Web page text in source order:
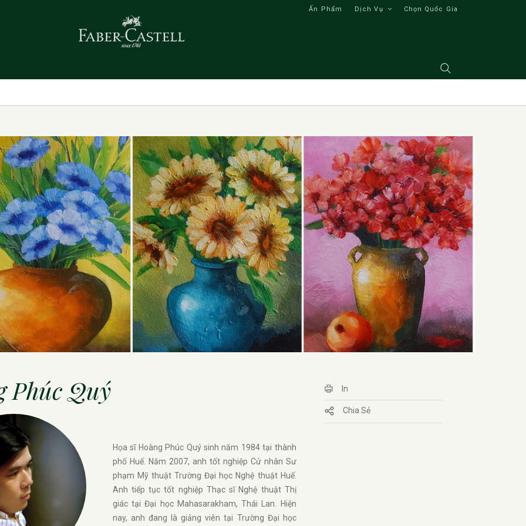
Ấn Phẩm Dịch Vụ Chọn Quốc Gia
Phúc Quý
Họa sĩ Hoàng Phúc Quý sinh năm 1984 tại thành
phố Huế. Năm 2007, anh tốt nghiệp Cử nhân Sư
phạm Mỹ thuật Trường Đại học Nghệ thuật Huế.
Anh tiếp tục tốt nghiệp Thạc sĩ Nghệ thuật Thị
giác tại Đại học Mahasarakham, Thái Lan. Hiện
nay, anh đang là giảng viên tại Trường Đại học
In
Chia Sẻ